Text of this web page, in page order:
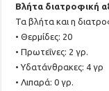
Βλήτα διατροφική
Τα βλήτα και η
• Θερμίδες: 20
• Πρωτεΐνες: 2 γρ.
• Υδατάνθρακες: 4 γρ
• Λιπαρά: 0 γρ.